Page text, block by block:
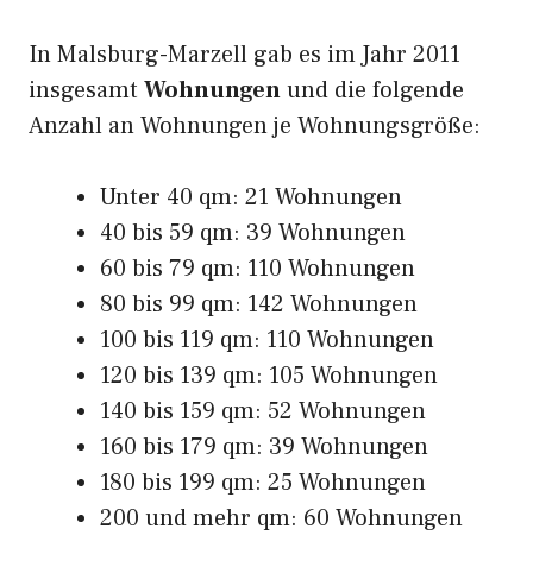
In Malsburg-Marzell gab es im Jahr 2011
insgesamt Wohnungenund die folgende
Anzahl an Wohnungen je Wohnungsgröße:
Unter 40 qm: 21 Wohnungen
40 bis 59 qm: 39 Wohnungen
60 bis 79 qm: 110 Wohnungen
80 bis 99 qm: 142 Wohnungen
100 bis 119 qm: 110 Wohnungen
120 bis 139 qm: 105 Wohnungen
140 bis 159 qm: 52 Wohnungen
160 bis 179 qm: 39 Wohnungen
180 bis 199 qm: 25 Wohnungen
200 und mehr qm: 60 Wohnungen